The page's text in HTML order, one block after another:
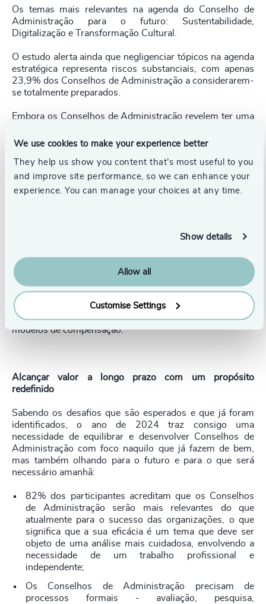
We use cookies to make your experience better
They help us show you content that’s most useful to you
and improve site performance, so we can enhance your
experience. You can manage your choices at any time.
Show details
Allow all
Customise Settings
Os temas mais relevantes na agenda do Conselho de
Administração para o futuro: Sustentabilidade,
Digitalização e Transformação Cultural.
O estudo alerta ainda que negligenciar tópicos na agenda
estratégica representa riscos substanciais, com apenas
23,9% dos Conselhos de Administração a considerarem-
se totalmente preparados.
Embora os Conselhos de Administração revelem ter uma
inovação, novos desafios estão a emergir na sua agenda.
Transformação Cultural.
Áreas prioritárias de melhoria: Pessoas -
O estudo destaca que, embora os Conselhos de
eficácia média de 71/100, há áreas que exigem maior
atenção para o futuro, nomeadamente ao nível dos temas
relacionados com a dimensão “Pessoas e Competências”,
mais especificamente: profissionalização do
recrutamento dos melhores administradores, gestão da
sucessão, promoção da diversidade e adequação dos
modelos de compensação.
Alcançar valor a longo prazo com um propósito
redefinido
Sabendo os desafios que são esperados e que já foram
identificados, o ano de 2024 traz consigo uma
necessidade de equilibrar e desenvolver Conselhos de
Administração com foco naquilo que já fazem de bem,
mas também olhando para o futuro e para o que será
necessário amanhã:
82% dos participantes acreditam que os Conselhos
de Administração serão mais relevantes do que
atualmente para o sucesso das organizações, o que
significa que a sua eficácia é um tema que deve ser
objeto de uma análise mais cuidadosa, envolvendo a
necessidade de um trabalho profissional e
independente;
Os Conselhos de Administração precisam de
processos formais - avaliação, pesquisa,